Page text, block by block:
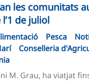
les comunitats
de juliol
Pesca
Conselleria
M. Grau, ha viatjat